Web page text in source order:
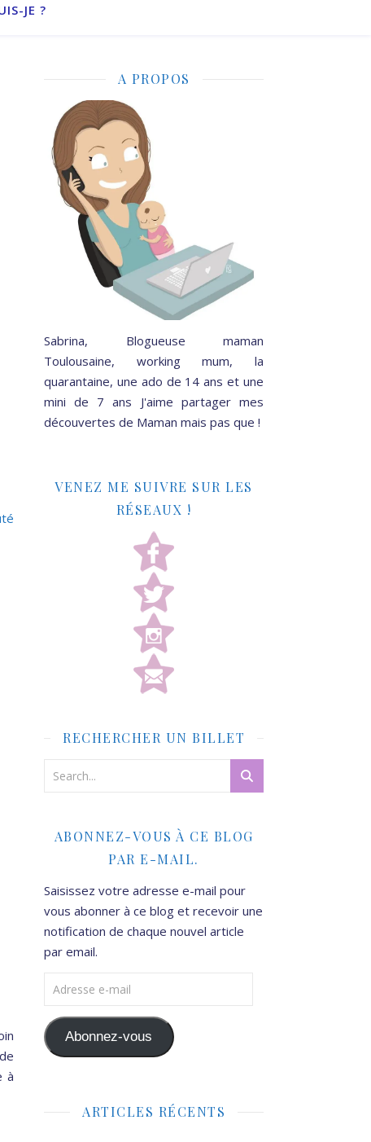
JE ?
à
A PROPOS
Sabrina, Blogueuse maman
Toulousaine, working mum, la
quarantaine, une ado de 14 ans et une
mini de 7 ans J'aime partager mes
découvertes de Maman mais pas que !
VENEZ ME SUIVRE SUR LES
RÉSEAUX !
RECHERCHER UN BILLET
ABONNEZ-VOUS À CE BLOG
PAR E-MAIL.
Saisissez votre adresse e-mail pour
vous abonner à ce blog et recevoir une
notification de chaque nouvel article
par email.
Adresse e-mail
Abonnez-vous
ARTICLES RÉCENTS